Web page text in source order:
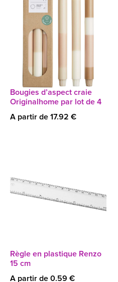
Bougies d’aspect craie
Originalhome par lot de 4
A partir de 17.92 €
Règle en plastique Renzo
15 cm
A partir de 0.59 €